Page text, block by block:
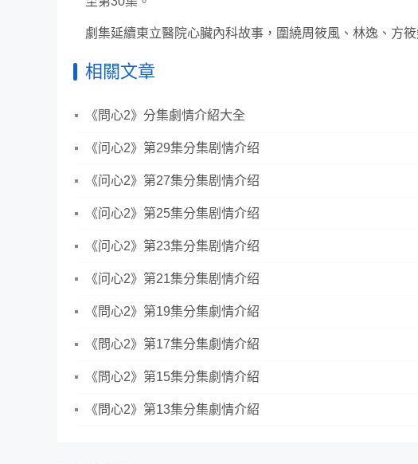
劇集延續東立醫院心臟內科故事，圍繞周筱風、林逸、方
相關文章
《問心2》分集劇情介紹大全
《问心2》第29集分集剧情介绍
《问心2》第27集分集剧情介绍
《问心2》第25集分集剧情介绍
《问心2》第23集分集剧情介绍
《问心2》第21集分集剧情介绍
《問心2》第19集分集劇情介紹
《問心2》第17集分集劇情介紹
《問心2》第15集分集劇情介紹
《問心2》第13集分集劇情介紹